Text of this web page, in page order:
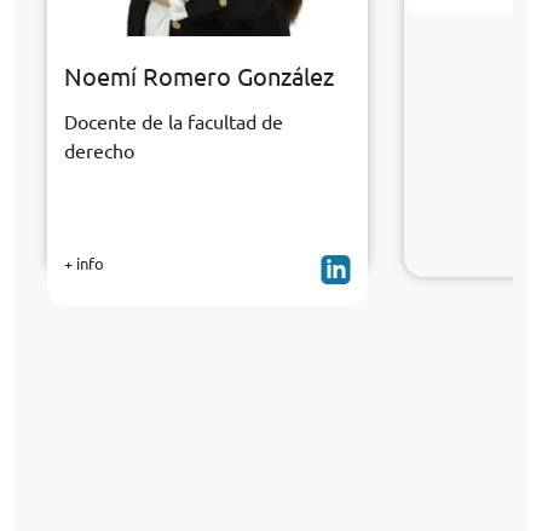
Noemí Romero González
Docente de la facultad de
derecho
+ info